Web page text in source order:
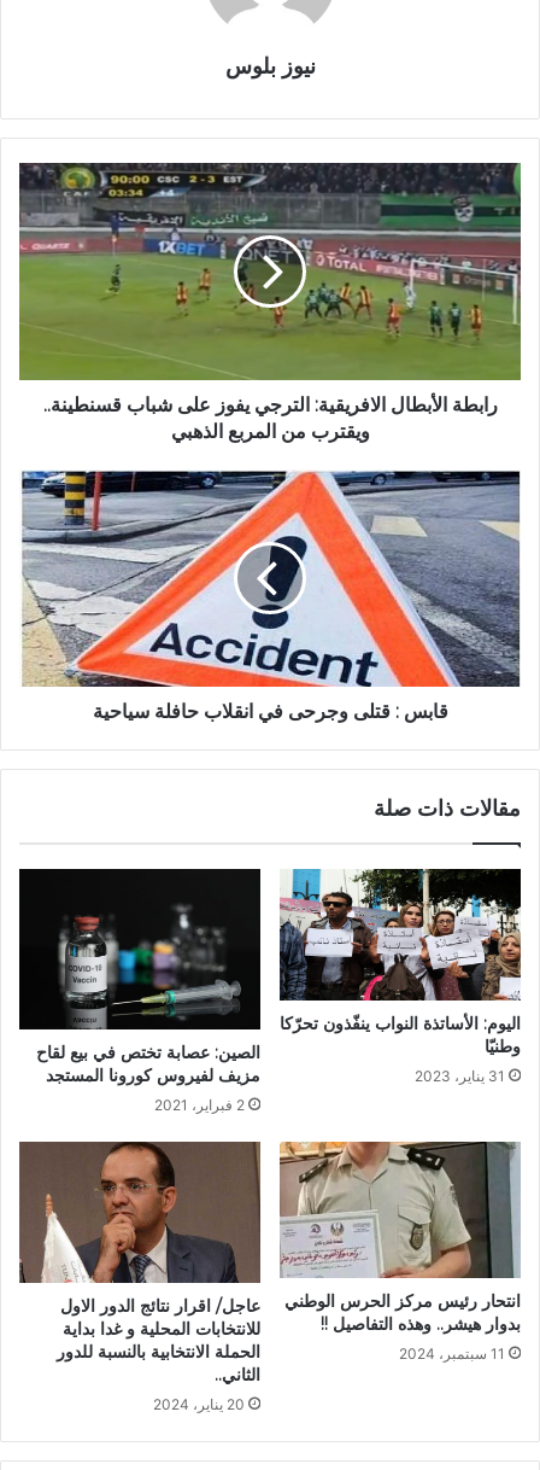
نيوز بلوس
رابطة الأبطال الافريقية: الترجي يفوز على شباب قسنطينة..
ويقترب من المربع الذهبي
قابس : قتلى وجرحى في انقلاب حافلة سياحية
مقالات ذات صلة
اليوم: الأساتذة النواب ينفّذون تحرّكا
وطنيّا
31 يناير، 2023
الصين: عصابة تختص في بيع لقاح
مزيف لفيروس كورونا المستجد
2 فبراير، 2021
انتحار رئيس مركز الحرس الوطني
بدوار هيشر.. وهذه التفاصيل !!
11 سبتمبر، 2024
عاجل/ اقرار نتائج الدور الاول
للانتخابات المحلية و غدا بداية
الحملة الانتخابية بالنسبة للدور
الثاني..
20 يناير، 2024